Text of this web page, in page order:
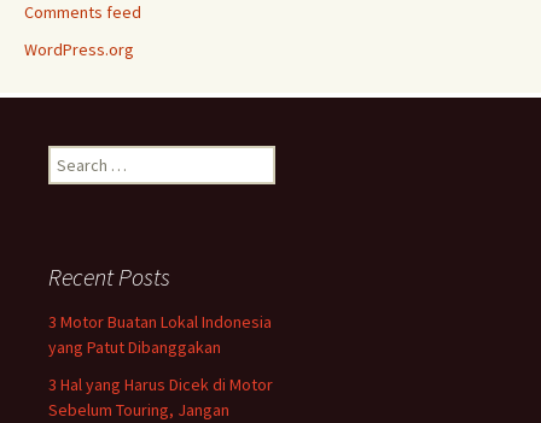
Comments feed
WordPress.org
Search
for:
Recent Posts
3 Motor Buatan Lokal Indonesia
yang Patut Dibanggakan
3 Hal yang Harus Dicek di Motor
Sebelum Touring, Jangan